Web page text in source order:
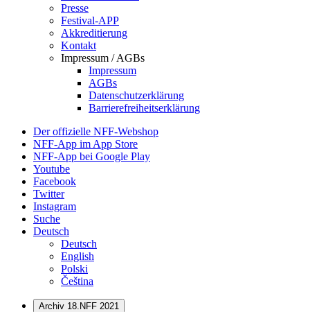
Presse
Festival-APP
Akkreditierung
Kontakt
Impressum / AGBs
Impressum
AGBs
Datenschutzerklärung
Barrierefreiheitserklärung
Der offizielle NFF-Webshop
NFF-App im App Store
NFF-App bei Google Play
Youtube
Facebook
Twitter
Instagram
Suche
Deutsch
Deutsch
English
Polski
Čeština
Archiv 18.NFF 2021